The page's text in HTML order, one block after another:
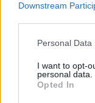
Downstream
Please note that
not limited to your
grant or deny
use your data for
Personal
I want to opt-
personal data.
Opted In
Pozostały
Zobacz, co